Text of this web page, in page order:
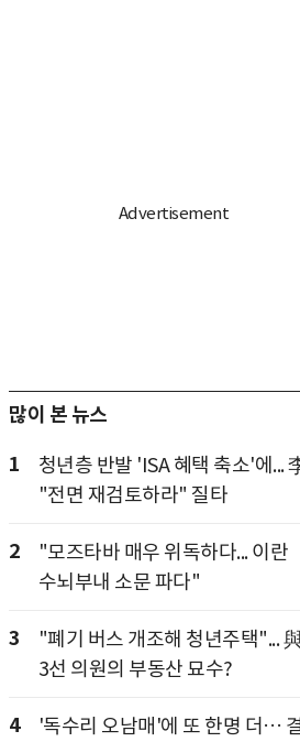
많이 본 뉴스
1
청년층 반발 'ISA 혜택 축소'에...
"전면 재검토하라" 질타
2
"모즈타바 매우 위독하다... 이란
수뇌부내 소문 파다"
3
"폐기 버스 개조해 청년주택"...
3선 의원의 부동산 묘수?
4
'독수리 오남매'에 또 한명 더…